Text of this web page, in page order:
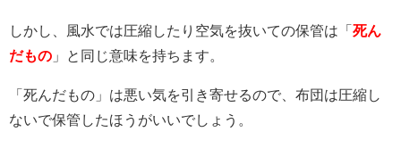
しかし、風水では圧縮したり空気を抜いての保管は「 死ん
だもの 」と同じ意味を持ちます。
「死んだもの」は悪い気を引き寄せるので、布団は圧縮し
ないで保管したほうがいいでしょう。